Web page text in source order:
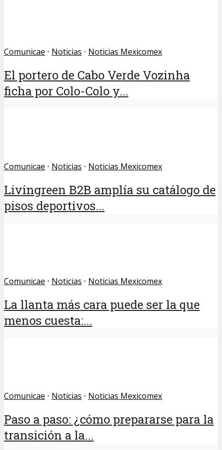
Comunicae • Noticias • Noticias Mexicomex
El portero de Cabo Verde Vozinha
ficha por Colo-Colo y...
Comunicae • Noticias • Noticias Mexicomex
Livingreen B2B amplía su catálogo de
pisos deportivos...
Comunicae • Noticias • Noticias Mexicomex
La llanta más cara puede ser la que
menos cuesta:...
Comunicae • Noticias • Noticias Mexicomex
Paso a paso: ¿cómo prepararse para la
transición a la...